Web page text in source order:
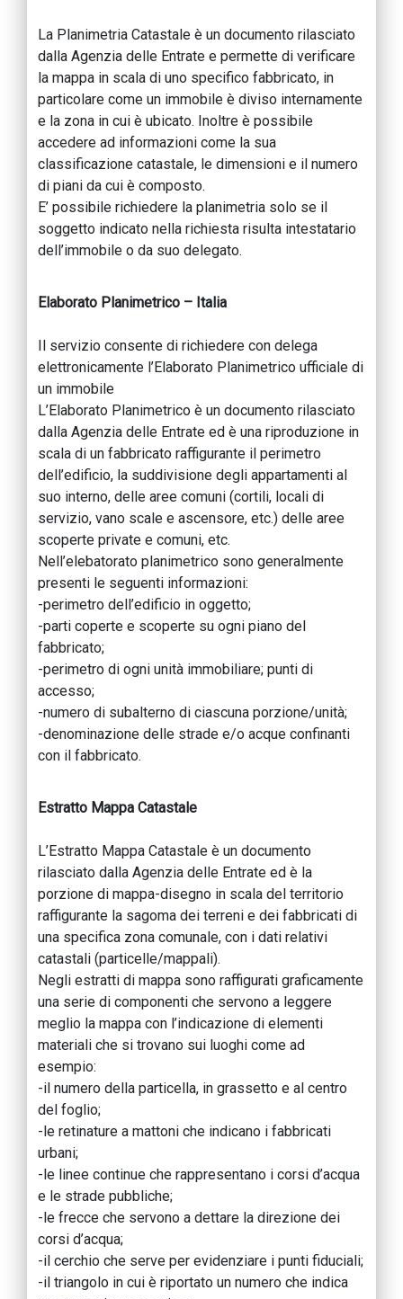
La Planimetria Catastale è un documento rilasciato
dalla Agenzia delle Entrate e permette di verificare
la mappa in scala di uno specifico fabbricato, in
particolare come un immobile è diviso internamente
e la zona in cui è ubicato. Inoltre è possibile
accedere ad informazioni come la sua
classificazione catastale, le dimensioni e il numero
di piani da cui è composto.
E’ possibile richiedere la planimetria solo se il
soggetto indicato nella richiesta risulta intestatario
dell’immobile o da suo delegato.
Elaborato Planimetrico – Italia
Il servizio consente di richiedere con delega
elettronicamente l’Elaborato Planimetrico ufficiale di
un immobile
L’Elaborato Planimetrico è un documento rilasciato
dalla Agenzia delle Entrate ed è una riproduzione in
scala di un fabbricato raffigurante il perimetro
dell’edificio, la suddivisione degli appartamenti al
suo interno, delle aree comuni (cortili, locali di
servizio, vano scale e ascensore, etc.) delle aree
scoperte private e comuni, etc.
Nell’elebatorato planimetrico sono generalmente
presenti le seguenti informazioni:
-perimetro dell’edificio in oggetto;
-parti coperte e scoperte su ogni piano del
fabbricato;
-perimetro di ogni unità immobiliare; punti di
accesso;
-numero di subalterno di ciascuna porzione/unità;
-denominazione delle strade e/o acque confinanti
con il fabbricato.
Estratto Mappa Catastale
L’Estratto Mappa Catastale è un documento
rilasciato dalla Agenzia delle Entrate ed è la
porzione di mappa-disegno in scala del territorio
raffigurante la sagoma dei terreni e dei fabbricati di
una specifica zona comunale, con i dati relativi
catastali (particelle/mappali).
Negli estratti di mappa sono raffigurati graficamente
una serie di componenti che servono a leggere
meglio la mappa con l’indicazione di elementi
materiali che si trovano sui luoghi come ad
esempio:
-il numero della particella, in grassetto e al centro
del foglio;
-le retinature a mattoni che indicano i fabbricati
urbani;
-le linee continue che rappresentano i corsi d’acqua
e le strade pubbliche;
-le frecce che servono a dettare la direzione dei
corsi d’acqua;
-il cerchio che serve per evidenziare i punti fiduciali;
-il triangolo in cui è riportato un numero che indica